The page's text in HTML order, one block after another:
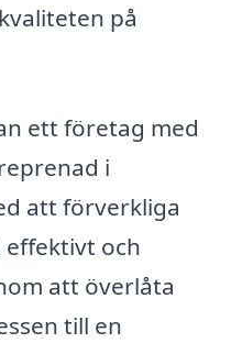
på
ett företag med
i
att förverkliga
och
att överlåta
till en